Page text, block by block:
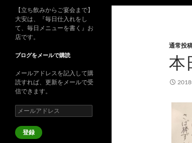
通常投
本
【立ち飲みからご宴会まで】
大安は、『毎日仕入れをし
て、毎日メニューを書く』お
店です。
ブログをメールで購読
メールアドレスを記入して購
読すれば、更新をメールで受
信できます。
メ
ー
ル
ア 登録